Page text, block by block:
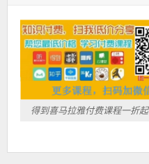
得到喜马拉雅付费课程一折起